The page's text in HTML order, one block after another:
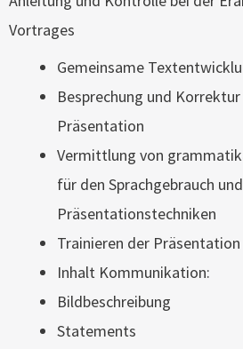
Vortrages
Gemeinsame
Besprechung und
Präsentation
Vermittlung von
für den Sprachgebrauch und
Präsentationstechniken
Trainieren der Präsentation
Inhalt Kommunikation:
Bildbeschreibung
Statements